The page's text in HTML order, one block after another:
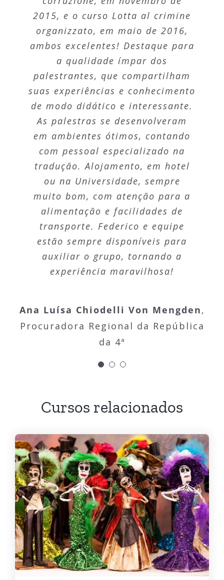
2015, e o curso Lotta al crimine
organizzato, em maio de 2016,
ambos excelentes! Destaque para
a qualidade ímpar dos
palestrantes, que compartilham
suas experiências e conhecimento
de modo didático e interessante.
As palestras se desenvolveram
em ambientes ótimos, contando
com pessoal especializado na
tradução. Alojamento, em hotel
ou na Universidade, sempre
muito bom, com atenção para a
alimentação e facilidades de
transporte. Federico e equipe
estão sempre disponíveis para
auxiliar o grupo, tornando a
experiência maravilhosa!
Ana Luísa Chiodelli Von Mengden,
Procuradora Regional da República
da 4ª
melhores e mais completas
experiências por mim já
vivenciadas. O curso foi
ministrado por servidores e
autoridades de cada órgão
europeu, de modo que pôde ser
oferecida uma visão global e
concreta das instituições do
direito nacional e comunitário,
inclusive proporcionando-nos a
oportunidade de um verdadeiro
intercâmbio cultural.
Renata Maria de Brito Azevêdo
PROCURADORA FEDERAL
Accademia, ao longo dos quais
participei de excelentes cursos
como os de Combate ao Crime
Organizado, Desafios na
efetivação de direitos na era
global e Violência de Gênero e
Política de Drogas. Foi muito
proveitoso conhecer as
experiências europeias e latino
americanas na aplicação do
direito contando com a
competência dos profissionais
que ministram aulas na
Accademia. Além disso a
integração entre operadores das
diversas áreas do direito,
oportunizada pelos cursos, tem
sido extremamente profícua para
minha vida profissional.
Paula da Silva Volpe
Promotora de
Justiça em Campo Grande
Cursos relacionados